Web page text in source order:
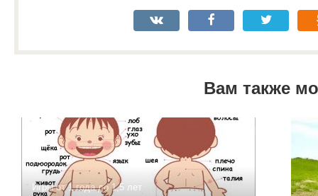
Вам также
Игры от 1 года до 1,5 лет